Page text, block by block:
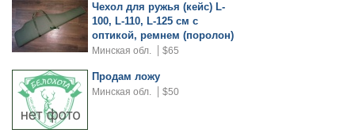
Чехол для ружья (кейс) L-
100, L-110, L-125 см с
оптикой, ремнем (поролон)
Минская обл. $65
Продам ложу
Минская обл. $50